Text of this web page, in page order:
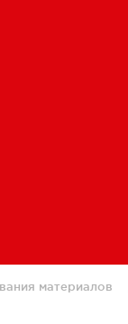
материалов